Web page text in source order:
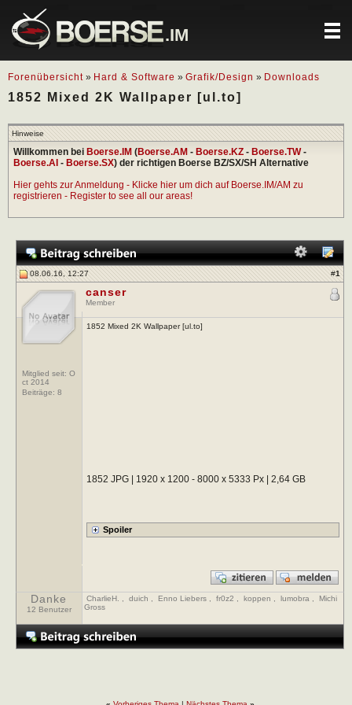
.IM
Forenübersicht » Hard & Software » Grafik/Design » Downloads
1852 Mixed 2K Wallpaper [ul.to]
Hinweise
Willkommen bei Boerse.IM (Boerse.AM - Boerse.KZ - Boerse.TW-
Boerse.AI - Boerse.SX) der richtigen Boerse BZ/SX/SH Alternative
Hier gehts zur Anmeldung - Klicke hier um dich auf Boerse.IM/AM zu
registrieren - Register to see all our areas!
08.06.16, 12:27 #1
Mitglied seit: O
ct 2014
Beiträge: 8
canser
Member
1852 Mixed 2K Wallpaper [ul.to]
1852 JPG | 1920 x 1200 - 8000 x 5333 Px | 2,64 GB
Danke
12 Benutzer
CharlieH. duich Enno Liebers fr0z2 koppen lumobra
Michi
Gross